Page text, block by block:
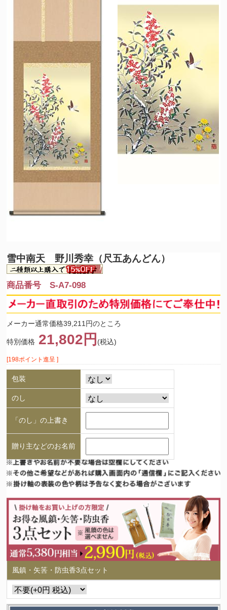
雪中南天 野川秀幸（尺五あんどん）
商品番号 S-A7-098
メーカー通常価格39,211円のところ
特別価格 21,802円 (税込)
[198ポイント進呈 ]
包装
のし
「のし」の上書き
贈り主などのお名前
風鎮・矢筈・防虫香3点セット